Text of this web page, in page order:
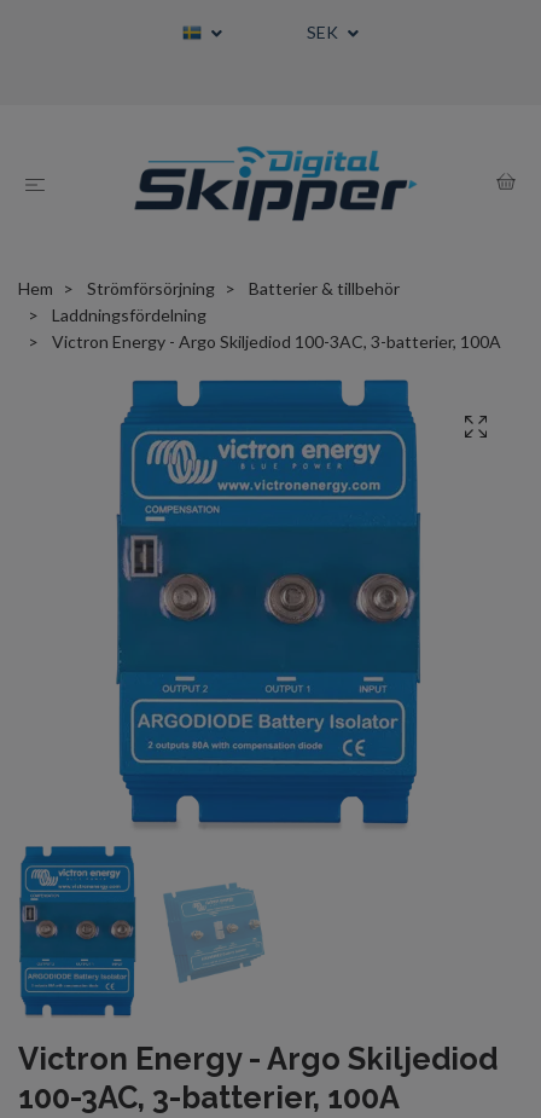
SEK
Hem Strömförsörjning
Batterier & tillbehör
Laddningsfördelning
Victron Energy - Argo Skiljediod 100-3AC, 3-batterier, 100A
Victron Energy - Argo Skiljediod
100-3AC, 3-batterier, 100A